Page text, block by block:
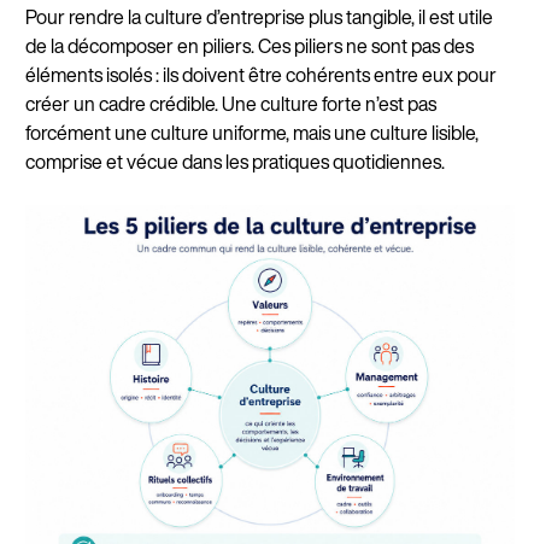
Pour rendre la culture d’entreprise plus tangible, il est utile
de la décomposer en piliers. Ces piliers ne sont pas des
éléments isolés : ils doivent être cohérents entre eux pour
créer un cadre crédible. Une culture forte n’est pas
forcément une culture uniforme, mais une culture lisible,
comprise et vécue dans les pratiques quotidiennes.